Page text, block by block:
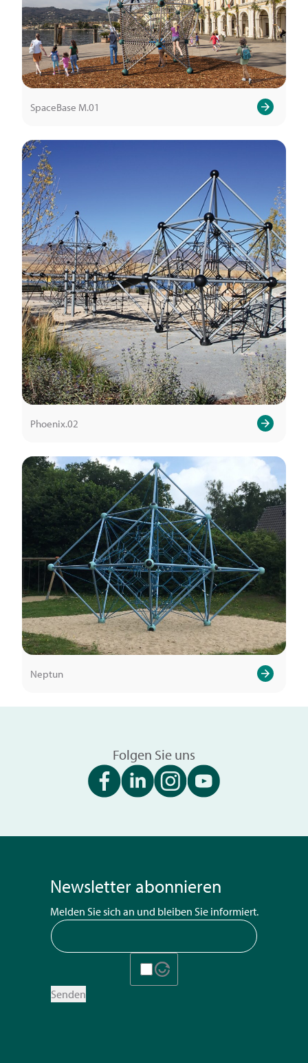
SpaceBase M.01
Phoenix.02
Neptun
Folgen Sie uns
Newsletter abonnieren
Melden Sie sich an und bleiben Sie informiert.
Senden